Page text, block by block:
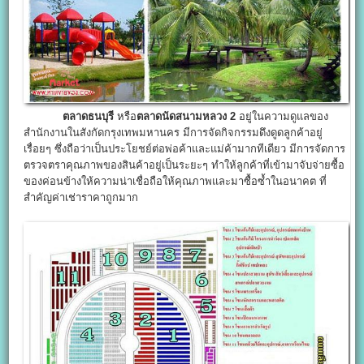
ตลาดธนบุรี หรือตลาดนัดสนามหลวง 2 อยู่ในความดูแลของ
สำนักงานในสังกัดกรุงเทพมหานคร มีการจัดกิจกรรมดึงดูดลูกค้าอยู่
เรื่อยๆ ซึ่งถือว่าเป็นประโยชย์ต่อพ่อค้าและแม่ค้ามากทีเดียว มีการจัดการ
ตรวจตราคุณภาพของสินค้าอยู่เป็นระยะๆ ทำให้ลูกค้าที่เข้ามาจับจ่ายซื้อ
ของค่อนข้างให้ความน่าเชื่อถือให้คุณภาพและมาซื้อซ้ำในอนาคต ที่
สำคัญค่าเช่าราคาถูกมาก